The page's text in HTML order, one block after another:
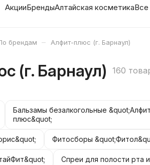
АкцииБрендыАлтайская косметикаВсе
брендам – Алфит-плюс (г. Барнаул)
(г. Барнаул) 160
Бальзамы безалкогольные &quot;Алфит
плюс&quot;
Фитосборы
Спреи для полости рта